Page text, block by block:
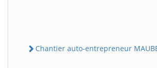
Chantier auto-entrepreneur